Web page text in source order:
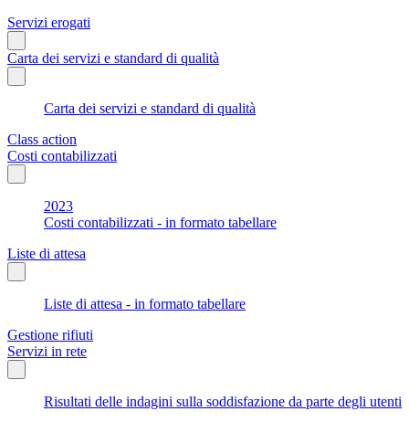
Servizi erogati
Carta dei servizi e standard di qualità
Carta dei servizi e standard di qualità
Class action
Costi contabilizzati
2023
Costi contabilizzati - in formato tabellare
Liste di attesa
Liste di attesa - in formato tabellare
Gestione rifiuti
Servizi in rete
Risultati delle indagini sulla soddisfazione da parte degli utenti